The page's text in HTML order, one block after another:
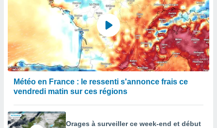
Météo en France : le ressenti s'annonce frais ce
vendredi matin sur ces régions
Orages à surveiller ce week-end et début